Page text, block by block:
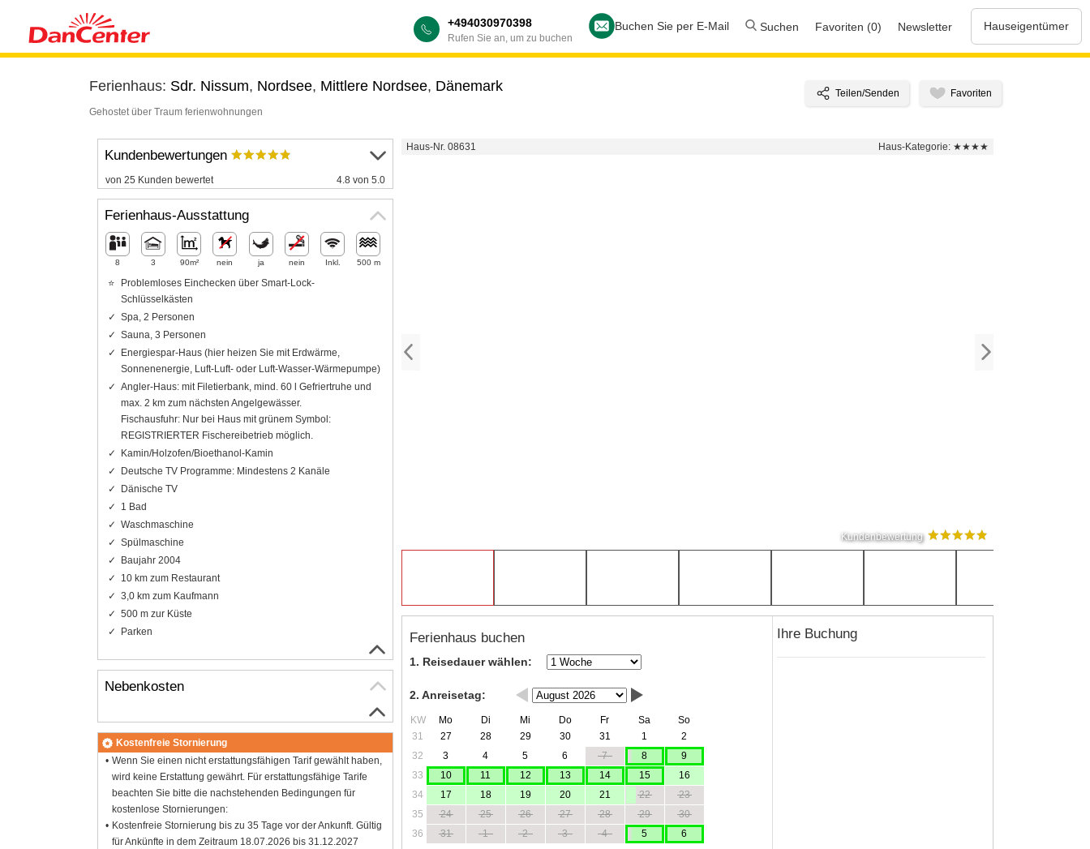
+494030970398
Rufen Sie an, um zu buchen
Buchen Sie per E-Mail Suchen Favoriten (0) Newsletter Hauseigentümer
Ferienhaus: Sdr. Nissum, Nordsee, Mittlere Nordsee, Dänemark
Gehostet über Traum ferienwohnungen
Haus-Nr. 08631 Haus-Kategorie: ★★★★
Kundenbewertung
Ferienhaus buchen
1. Reisedauer wählen:
2. Anreisetag:
KW Mo Di Mi Do Fr Sa
So
31
27 28 29 30 31 1
2
32
3 4 5 6 7 8
9
33
10 11 12 13 14 15
16
34
17 18 19 20 21 22
23
35
24 25 26 27 28 29
30
36
31 1 2 3 4 5
6
Ihre Buchung
Kundenbewertungen
von 25 Kunden bewertet 4.8 von 5.0
Ferienhaus-Ausstattung
8 3 90m² nein ja nein Inkl. 500 m
Problemloses Einchecken über Smart-Lock-
Schlüsselkästen
Spa, 2 Personen
Sauna, 3 Personen
Energiespar-Haus (hier heizen Sie mit Erdwärme,
Sonnenenergie, Luft-Luft- oder Luft-Wasser-Wärmepumpe)
Angler-Haus: mit Filetierbank, mind. 60 l Gefriertruhe und
max. 2 km zum nächsten Angelgewässer.
Fischausfuhr: Nur bei Haus mit grünem Symbol:
REGISTRIERTER Fischereibetrieb möglich.
Kamin/Holzofen/Bioethanol-Kamin
Deutsche TV Programme: Mindestens 2 Kanäle
Dänische TV
1 Bad
Waschmaschine
Spülmaschine
Baujahr 2004
10 km zum Restaurant
3,0 km zum Kaufmann
500 m zur Küste
Parken
Nebenkosten
Kostenfreie Stornierung
Wenn Sie einen nicht erstattungsfähigen Tarif gewählt haben,
wird keine Erstattung gewährt. Für erstattungsfähige Tarife
beachten Sie bitte die nachstehenden Bedingungen für
kostenlose Stornierungen:
Kostenfreie Stornierung bis zu 35 Tage vor der Ankunft. Gültig
für Ankünfte in dem Zeitraum 18.07.2026 bis 31.12.2027